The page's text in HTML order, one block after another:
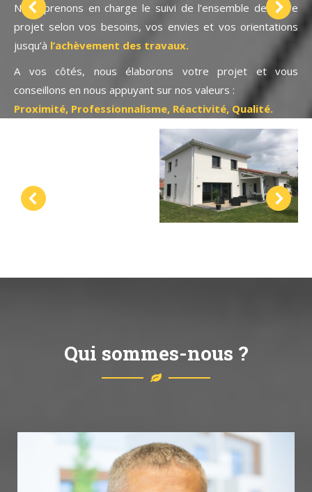
Nous prenons en charge le suivi de l’ensemble de votre
projet selon vos besoins, vos envies et vos orientations
jusqu’à l’achèvement des travaux.
A vos côtés, nous élaborons votre projet et vous
conseillons en nous appuyant sur nos valeurs :
Proximité, Professionnalisme, Réactivité, Qualité.
Qui sommes-nous ?